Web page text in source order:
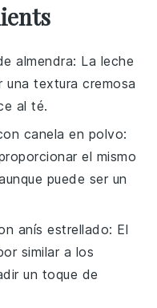
almendra: La leche
una textura cremosa
al té.
canela en polvo:
el mismo
puede ser un
anís estrellado: El
similar a los
un toque de